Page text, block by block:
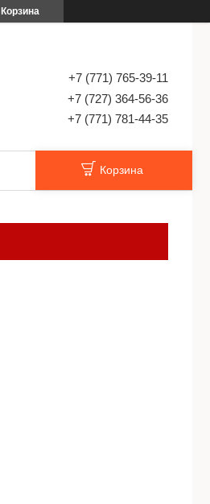
Корзина
+7 (771) 765-39-11
+7 (727) 364-56-36
+7 (771) 781-44-35
Корзина